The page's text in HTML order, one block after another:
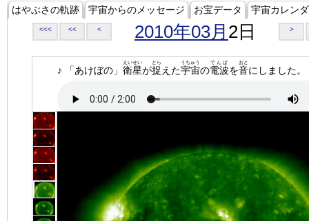
はやぶさの軌跡 宇宙からのメッセージ お宝データ 宇宙カレン
<<< << < 2010年03月 2日 >
♪ 「あけぼの」 衛星
えいせい
が捉
とら
えた宇宙
うちゅう
の電波
でんぱ
を音
おと
にしました。